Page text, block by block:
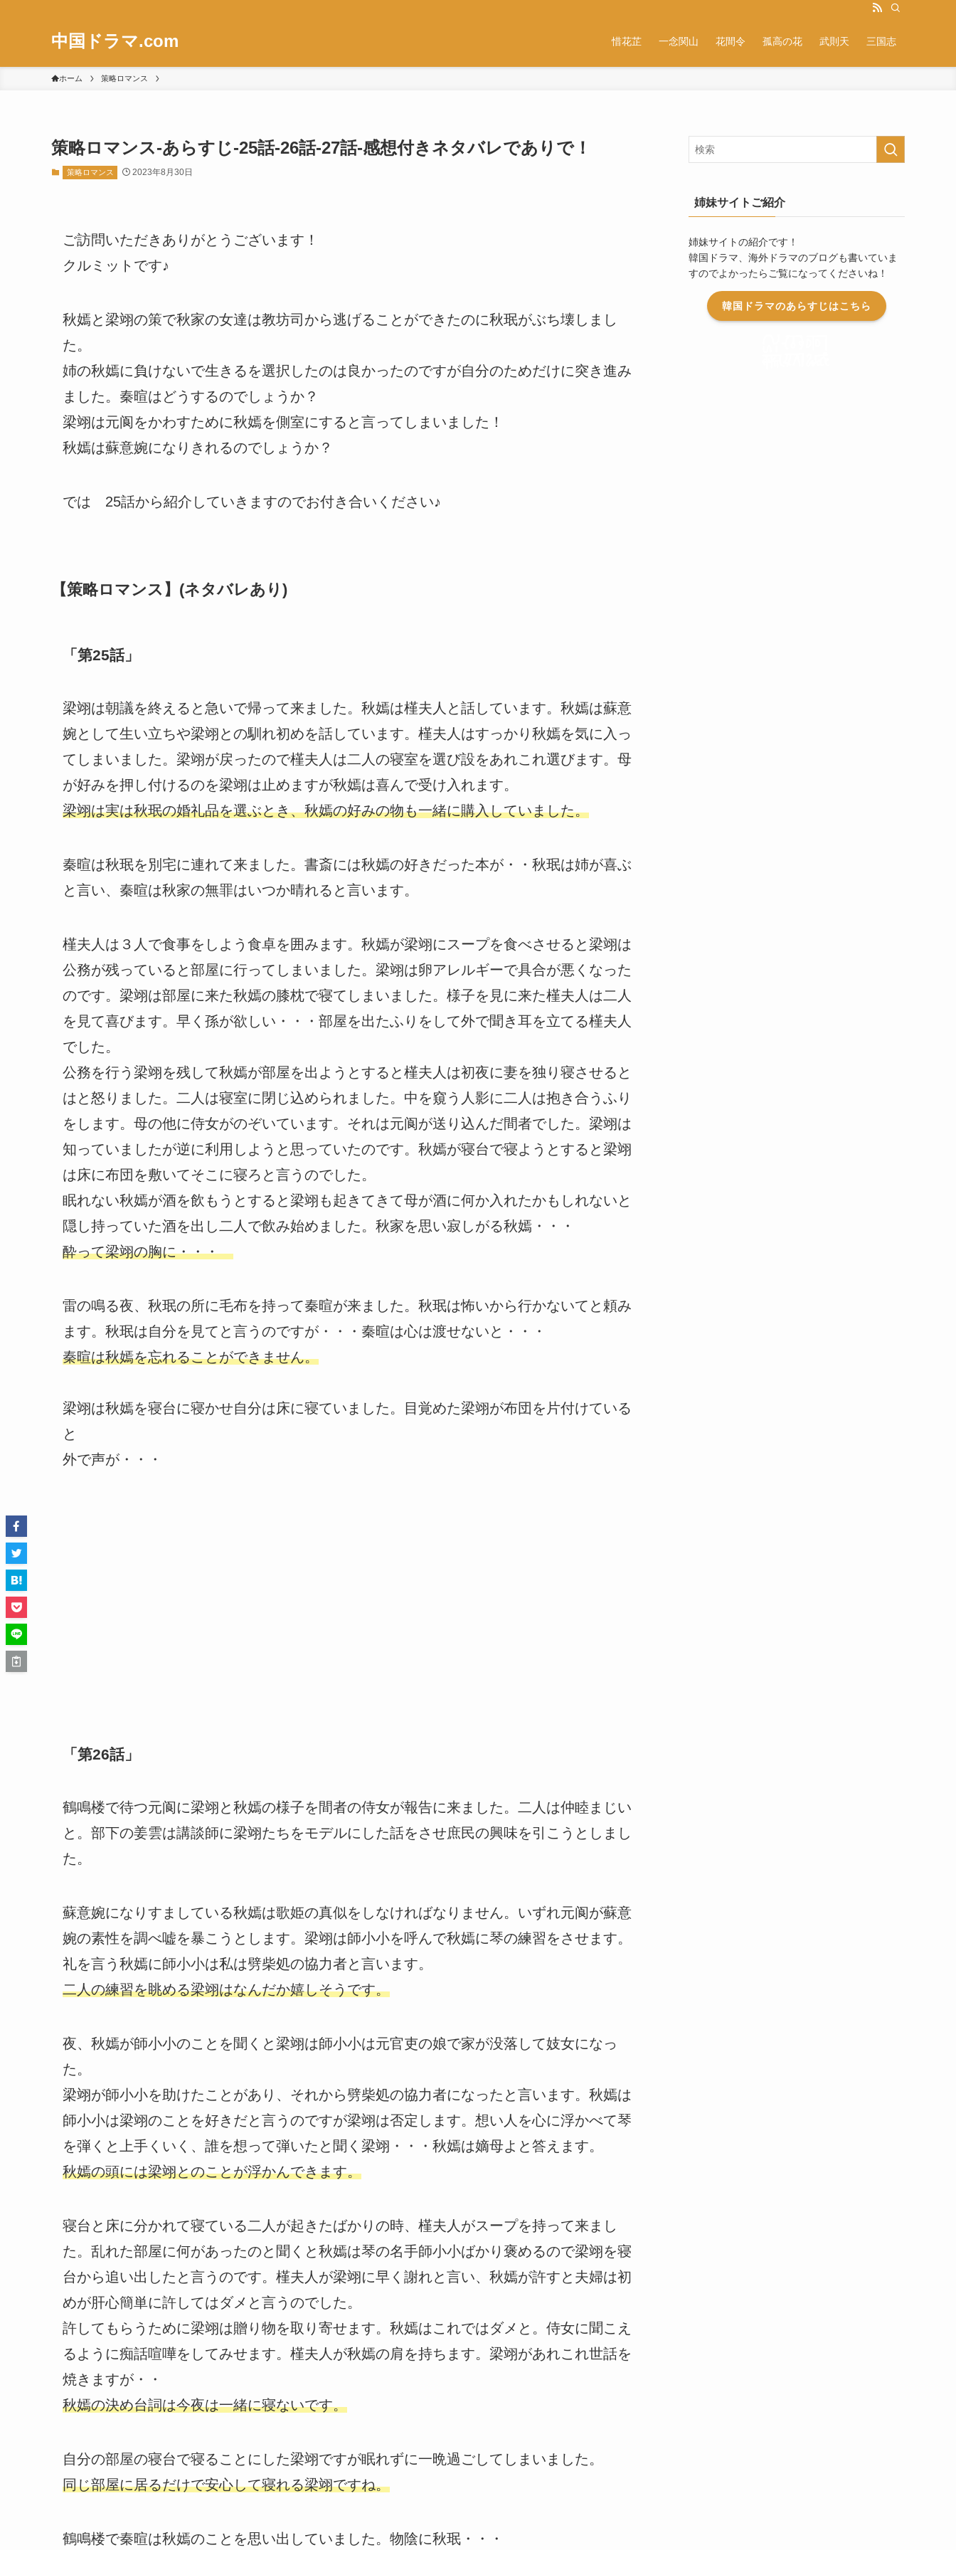
中国ドラマ.com 惜花芷 一念関山 花間令 孤高の花 武則天 三国志
ホーム 策略ロマンス
策略ロマンス-あらすじ-25話-26話-27話-感想付きネタバレでありで！
策略ロマンス 2023年8月30日
ご訪問いただきありがとうございます！
クルミットです♪
秋嫣と梁翊の策で秋家の女達は教坊司から逃げることができたのに秋珉がぶち壊しまし
た。
姉の秋嫣に負けないで生きるを選択したのは良かったのですが自分のためだけに突き進み
ました。秦暄はどうするのでしょうか？
梁翊は元​​​阆をかわすために秋嫣を側室にすると言ってしまいました！
秋嫣は蘇意婉になりきれるのでしょうか？
では 25話から紹介していきますのでお付き合いください♪
【策略ロマンス】(ネタバレあり)
「第25話」
梁翊は朝議を終えると急いで帰って来ました。秋嫣は槿夫人と話しています。秋嫣は蘇意
婉として生い立ちや梁翊との馴れ初めを話しています。槿夫人はすっかり秋嫣を気に入っ
てしまいました。梁翊が戻ったので槿夫人は二人の寝室を選び設をあれこれ選びます。母
が好みを押し付けるのを梁翊は止めますが秋嫣は喜んで受け入れます。
梁翊は実は秋珉の婚礼品を選ぶとき、秋嫣の好みの物も一緒に購入していました。
秦暄は秋珉を別宅に連れて来ました。書斎には秋嫣の好きだった本が・・秋珉は姉が喜ぶ
と言い、秦暄は秋家の無罪はいつか晴れると言います。
槿夫人は３人で食事をしよう食卓を囲みます。秋嫣が梁翊にスープを食べさせると梁翊は
公務が残っていると部屋に行ってしまいました。梁翊は卵アレルギーで具合が悪くなった
のです。梁翊は部屋に来た秋嫣の膝枕で寝てしまいました。様子を見に来た槿夫人は二人
を見て喜びます。早く孫が欲しい・・・部屋を出たふりをして外で聞き耳を立てる槿夫人
でした。
公務を行う梁翊を残して秋嫣が部屋を出ようとすると槿夫人は初夜に妻を独り寝させると
はと怒りました。二人は寝室に閉じ込められました。中を窺う人影に二人は抱き合うふり
をします。母の他に侍女がのぞいています。それは元阆が送り込んだ間者でした。梁翊は
知っていましたが逆に利用しようと思っていたのです。秋嫣が寝台で寝ようとすると梁翊
は床に布団を敷いてそこに寝ろと言うのでした。
眠れない秋嫣が酒を飲もうとすると梁翊も起きてきて母が酒に何か入れたかもしれないと
隠し持っていた酒を出し二人で飲み始めました。秋家を思い寂しがる秋嫣・・・
酔って梁翊の胸に・・・
雷の鳴る夜、秋珉の所に毛布を持って秦暄が来ました。秋珉は怖いから行かないてと頼み
ます。秋珉は自分を見てと言うのですが・・・秦暄は心は渡せないと・・・
秦暄は秋嫣を忘れることができません。
梁翊は秋嫣を寝台に寝かせ自分は床に寝ていました。目覚めた梁翊が布団を片付けている
と
外で声が・・・
「第26話」
鶴鳴楼で待つ元阆に梁翊と秋嫣の様子を間者の侍女が報告に来ました。二人は仲睦まじい
と。部下の姜雲は講談師に梁翊たちをモデルにした話をさせ庶民の興味を引こうとしまし
た。
蘇意婉になりすましている秋嫣は歌姫の真似をしなければなりません。いずれ元阆が蘇意
婉の素性を調べ嘘を暴こうとします。梁翊は師小小を呼んで秋嫣に琴の練習をさせます。
礼を言う秋嫣に師小小は私は劈柴処の協力者と言います。
二人の練習を眺める梁翊はなんだか嬉しそうです。
夜、秋嫣が師小小のことを聞くと梁翊は師小小は元官吏の娘で家が没落して妓女になっ
た。
梁翊が師小小を助けたことがあり、それから劈柴処の協力者になったと言います。秋嫣は
師小小は梁翊のことを好きだと言うのですが梁翊は否定します。想い人を心に浮かべて琴
を弾くと上手くいく、誰を想って弾いたと聞く梁翊・・・秋嫣は嫡母よと答えます。
秋嫣の頭には梁翊とのことが浮かんできます。
寝台と床に分かれて寝ている二人が起きたばかりの時、槿夫人がスープを持って来まし
た。乱れた部屋に何があったのと聞くと秋嫣は琴の名手師小小ばかり褒めるので梁翊を寝
台から追い出したと言うのです。槿夫人が梁翊に早く謝れと言い、秋嫣が許すと夫婦は初
めが肝心簡単に許してはダメと言うのでした。
許してもらうために梁翊は贈り物を取り寄せます。秋嫣はこれではダメと。侍女に聞こえ
るように痴話喧嘩をしてみせます。槿夫人が秋嫣の肩を持ちます。梁翊があれこれ世話を
焼きますが・・
秋嫣の決め台詞は今夜は一緒に寝ないです。
自分の部屋の寝台で寝ることにした梁翊ですが眠れずに一晩過ごしてしまいました。
同じ部屋に居るだけで安心して寝れる梁翊ですね。
鶴鳴楼で秦暄は秋嫣のことを思い出していました。物陰に秋珉・・・
姉妹サイトご紹介
姉妹サイトの紹介です！
韓国ドラマ、海外ドラマのブログも書いていま
すのでよかったらご覧になってくださいね！
韓国ドラマのあらすじはこちら